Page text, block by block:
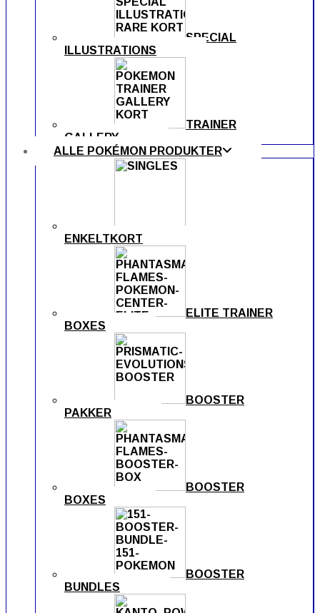
SPECIAL
ILLUSTRATIONS
TRAINER
GALLERY
ALLE POKÉMON PRODUKTER
ENKELTKORT
ELITE TRAINER
BOXES
BOOSTER
PAKKER
BOOSTER
BOXES
BOOSTER
BUNDLES